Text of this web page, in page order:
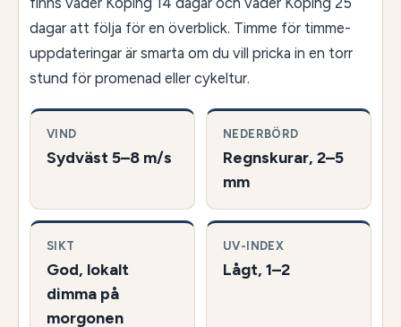
dagar att följa för en överblick. Timme för timme-
uppdateringar är smarta om du vill pricka in en torr
stund för promenad eller cykeltur.
VIND
Sydväst 5–8 m/s
NEDERBÖRD
Regnskurar, 2–5
mm
SIKT
God, lokalt
dimma på
morgonen
UV-INDEX
Lågt, 1–2